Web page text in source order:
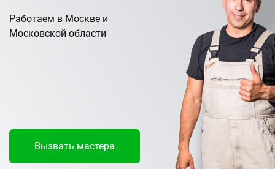
Работаем в Москве и
Московской области
Вызвать мастера